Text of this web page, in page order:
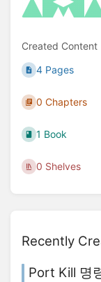
Created Content
4 Pages
0 Chapters
1 Book
0 Shelves
Recently
Port Kill 명